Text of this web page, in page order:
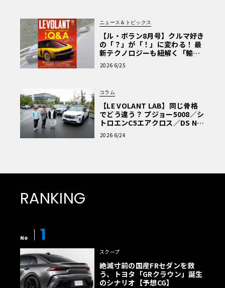
もいくつか出ていました。
ニュース＆トピックス
【ル・ボラン8月号】クルマ好き
の「？」が「！」に変わる！ 最
新テクノロジーも紐解く「輸入
車Q&A」
2026 6/25
コラム
【LE VOLANT LAB】同じ骨格
でどう違う？ プジョー5008／シ
トロエンC5エアクロス／DS Nº4
読者一気乗りレポート
2026 6/24
RANKING
No 1
スクープ
絶滅寸前の国産FRセダンを救
う、トヨタ「GRクラウン」誕生
のシナリオ【予想CG】